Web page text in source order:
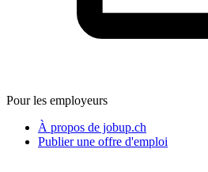
Pour les employeurs
À propos de jobup.ch
Publier une offre d'emploi